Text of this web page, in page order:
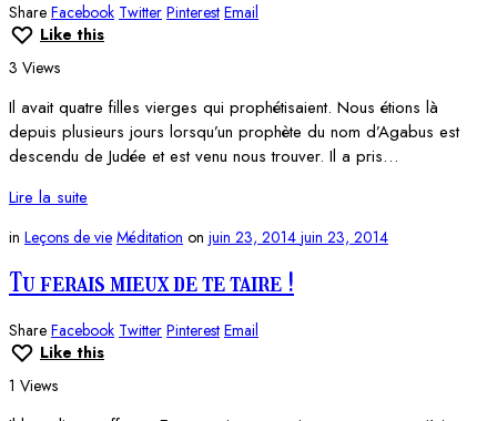
Share Facebook Twitter Pinterest Email
Like this
3 Views
Il avait quatre filles vierges qui prophétisaient. Nous étions là
depuis plusieurs jours lorsqu’un prophète du nom d’Agabus est
descendu de Judée et est venu nous trouver. Il a pris…
Lire la suite
in Leçons de vie Méditation on juin 23, 2014 juin 23, 2014
Tu ferais mieux de te taire !
Share Facebook Twitter Pinterest Email
Like this
1 Views